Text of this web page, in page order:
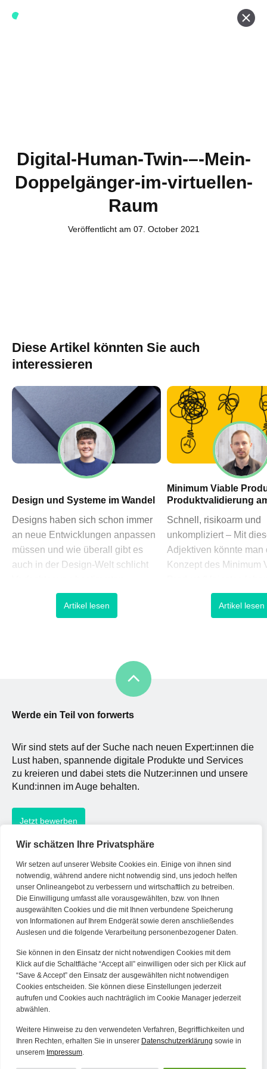
Wir schätzen Ihre Privatsphäre
Wir setzen auf unserer Website Cookies ein. Einige von ihnen sind
notwendig, während andere nicht notwendig sind, uns jedoch helfen
unser Onlineangebot zu verbessern und wirtschaftlich zu betreiben.
Die Einwilligung umfasst alle vorausgewählten, bzw. von Ihnen
ausgewählten Cookies und die mit Ihnen verbundene Speicherung
von Informationen auf Ihrem Endgerät sowie deren anschließendes
Auslesen und die folgende Verarbeitung personenbezogener Daten.
Sie können in den Einsatz der nicht notwendigen Cookies mit dem
Klick auf die Schaltfläche “Accept all” einwilligen oder sich per Klick auf
“Save & Accept” den Einsatz der ausgewählten nicht notwendigen
Cookies entscheiden. Sie können diese Einstellungen jederzeit
aufrufen und Cookies auch nachträglich im Cookie Manager jederzeit
abwählen.
Weitere Hinweise zu den verwendeten Verfahren, Begrifflichkeiten und
Ihren Rechten, erhalten Sie in unserer Datenschutzerklärung sowie in
unserem Impressum.
Alle Artikel
Digital-Human-Twin-–-Mein-
Doppelgänger-im-virtuellen-
Raum
Veröffentlicht am 07. October 2021
Diese Artikel könnten Sie auch
interessieren
Design und Systeme im Wandel
Designs haben sich schon immer
an neue Entwicklungen anpassen
müssen und wie überall gibt es
auch in der Design-Welt schlicht
Stilrichtungen, von deren
Grundprinzipien sie überzeugt
gemeinsam mit Steve Jobs
aufmachte, mit dem iPhone den
Artikel lesen
Minimum Viable
Produktvalidierung
Schnell, risikoarm und
unkompliziert – Mit
Adjektiven könnte man
Konzept des Minimum
funktionsfähiges
besten beschreiben.
Artikel lesen
Kontakt
Tel. Zentrale: +49 (69) 27273681
Impressum
Werde ein Teil von forwerts
Wir sind stets auf der Suche nach neuen Expert:innen die
Lust haben, spannende digitale Produkte und Services
zu kreieren und dabei stets die Nutzer:innen und unsere
Kund:innen im Auge behalten.
Jetzt bewerben
Kontakt
Tel. Zentrale: +49 (69) 27273681
E-Mail: kontakt@forwerts.com
FFM – Friedensstraße 11
60311 Frankfurt am Main
→ Anfahrtsplan Frankfurt
HN – Gymnasiumstraße 35
74072 Heilbronn
→ Anfahrtsplan Heilbronn
Datenschutzerklärung